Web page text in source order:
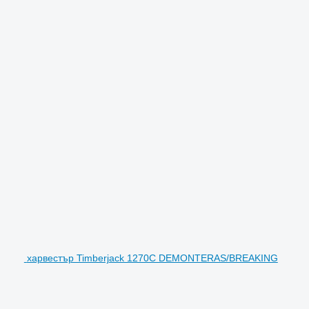
харвестър Timberjack 1270C DEMONTERAS/BREAKING